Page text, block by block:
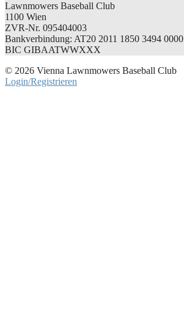
Lawnmowers Baseball Club
1100 Wien
ZVR-Nr. 095404003
Bankverbindung: AT20 2011 1850 3494 0000
BIC GIBAATWWXXX
© 2026 Vienna Lawnmowers Baseball Club
Login/Registrieren